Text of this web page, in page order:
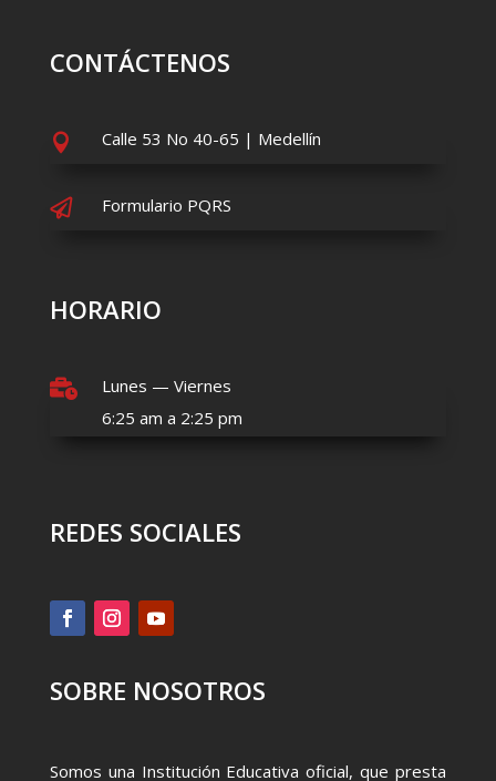
CONTÁCTENOS
 Calle 53 No 40-65 | Medellín
 Formulario PQRS
HORARIO

Lunes — Viernes
6:25 am a 2:25 pm
REDES SOCIALES
SOBRE NOSOTROS
Somos una Institución Educativa oficial, que presta